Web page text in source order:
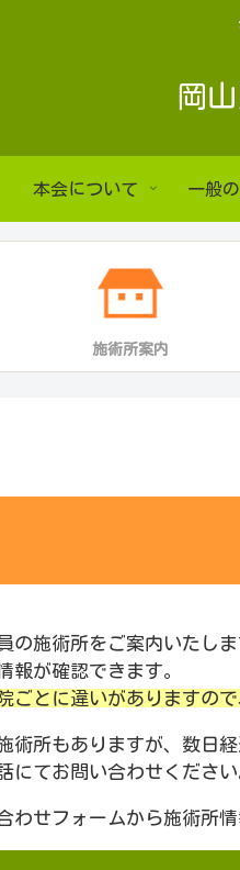
岡
本会について 一般
施術所案内
の施術所をご案内いたしま
報が確認できます。
ごとに違いがありますの
術所もありますが、数日
にてお問い合わせください
わせフォームから施術所情